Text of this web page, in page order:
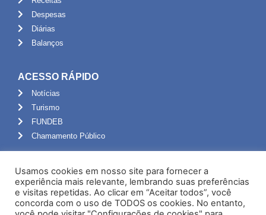
Despesas
Diárias
Balanços
ACESSO RÁPIDO
Notícias
Turismo
FUNDEB
Chamamento Público
Portal do Servidor
Webmail
Administração
Usamos cookies em nosso site para fornecer a
experiência mais relevante, lembrando suas preferências
e visitas repetidas. Ao clicar em “Aceitar todos”, você
concorda com o uso de TODOS os cookies. No entanto,